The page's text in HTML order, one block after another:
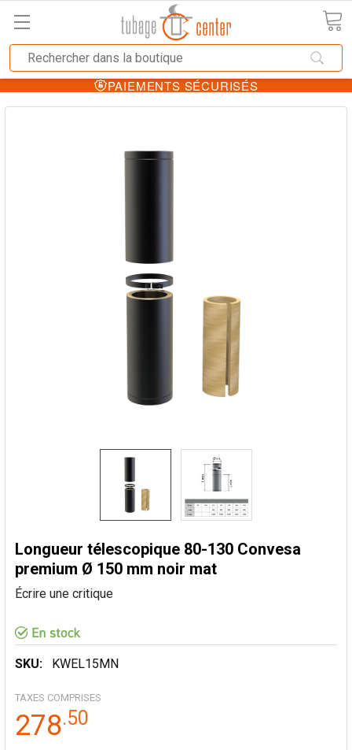
PAIEMENTS SÉCURISÉS
Longueur télescopique 80-130 Convesa
premium Ø 150 mm noir mat
Écrire une critique
SKU: KWEL15MN
TAXES COMPRISES
278.50